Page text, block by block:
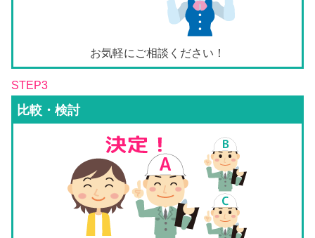
お気軽にご相談ください！
STEP3
比較・検討